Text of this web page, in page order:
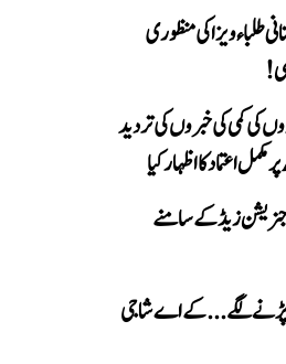
طلباء ویزا کی منظوری
کی کمی کی خبروں کی تردید
اعتماد کا اظہار کیا
زیڈ کے سامنے
پڑنے لگے...کے اے شاجی